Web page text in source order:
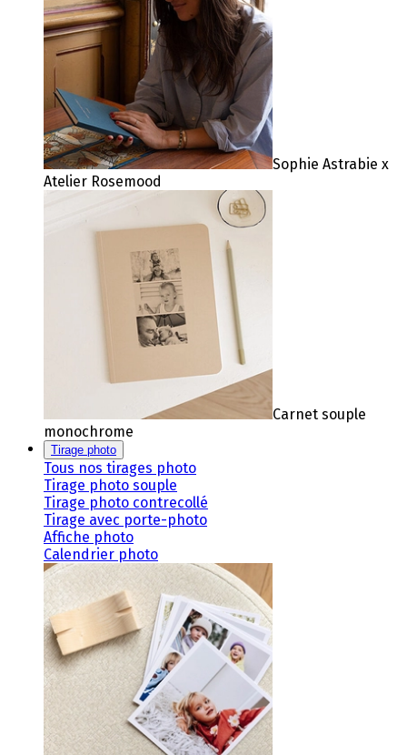
Sophie Astrabie x
Atelier Rosemood
Carnet souple
monochrome
Tirage photo
Tous nos tirages photo
Tirage photo souple
Tirage photo contrecollé
Tirage avec porte-photo
Affiche photo
Calendrier photo